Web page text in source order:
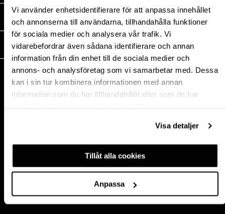
Vi använder enhetsidentifierare för att anpassa innehållet
och annonserna till användarna, tillhandahålla funktioner
för sociala medier och analysera vår trafik. Vi
vidarebefordrar även sådana identifierare och annan
information från din enhet till de sociala medier och
annons- och analysföretag som vi samarbetar med. Dessa
kan i sin tur kombinera informationen med annan
information som du har tillhandahållit eller som de har
Visa detaljer
Tillåt alla cookies
Anpassa
MEDIA
THEOFILS
KONTAKT
Postadress:
BOX 1009 551 11
554 75 Jönköping
Epost:info@theofils.se